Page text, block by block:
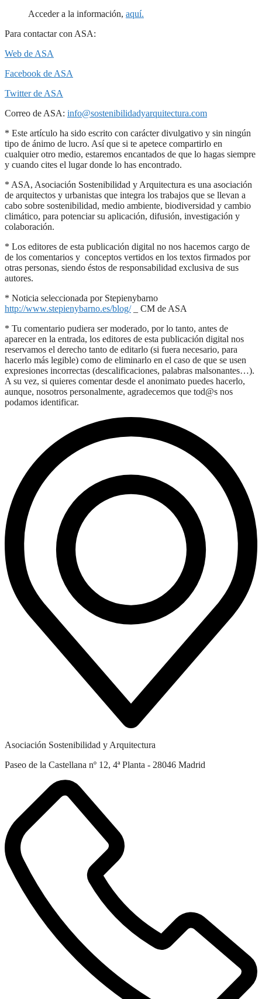
Acceder a la información, aquí.
Para contactar con ASA:
Web de ASA
Facebook de ASA
Twitter de ASA
Correo de ASA: info@sostenibilidadyarquitectura.com
* Este artículo ha sido escrito con carácter divulgativo y sin ningún
tipo de ánimo de lucro. Así que si te apetece compartirlo en
cualquier otro medio, estaremos encantados de que lo hagas siempre
y cuando cites el lugar donde lo has encontrado.
* ASA, Asociación Sostenibilidad y Arquitectura es una asociación
de arquitectos y urbanistas que integra los trabajos que se llevan a
cabo sobre sostenibilidad, medio ambiente, biodiversidad y cambio
climático, para potenciar su aplicación, difusión, investigación y
colaboración.
* Los editores de esta publicación digital no nos hacemos cargo de
de los comentarios y conceptos vertidos en los textos firmados por
otras personas, siendo éstos de responsabilidad exclusiva de sus
autores.
* Noticia seleccionada por Stepienybarno
http://www.stepienybarno.es/blog/_ CM de ASA
* Tu comentario pudiera ser moderado, por lo tanto, antes de
aparecer en la entrada, los editores de esta publicación digital nos
reservamos el derecho tanto de editarlo (si fuera necesario, para
hacerlo más legible) como de eliminarlo en el caso de que se usen
expresiones incorrectas (descalificaciones, palabras malsonantes…).
A su vez, si quieres comentar desde el anonimato puedes hacerlo,
aunque, nosotros personalmente, agradecemos que tod@s nos
podamos identificar.
Asociación Sostenibilidad y Arquitectura
Paseo de la Castellana nº 12, 4ª Planta - 28046 Madrid